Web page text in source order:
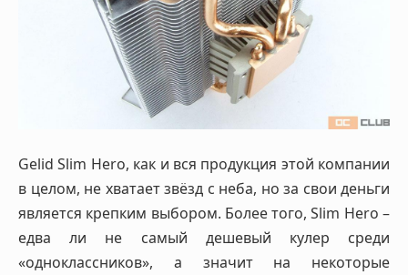
Gelid Slim Hero, как и вся продукция этой компании
в целом, не хватает звёзд с неба, но за свои деньги
является крепким выбором. Более того, Slim Hero –
едва ли не самый дешевый кулер среди
«одноклассников», а значит на некоторые